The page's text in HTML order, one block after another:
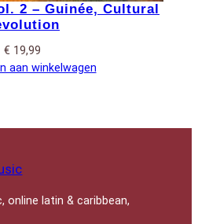
2 – Guinée, Cultural
€ 19,99
aan winkelwagen
online latin & caribbean,